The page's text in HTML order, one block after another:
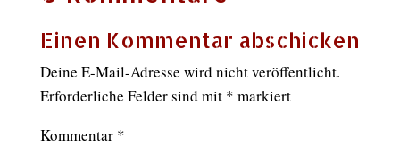
Einen Kommentar abschicken
Deine E-Mail-Adresse wird nicht veröffentlicht.
Erforderliche Felder sind mit * markiert
Kommentar *